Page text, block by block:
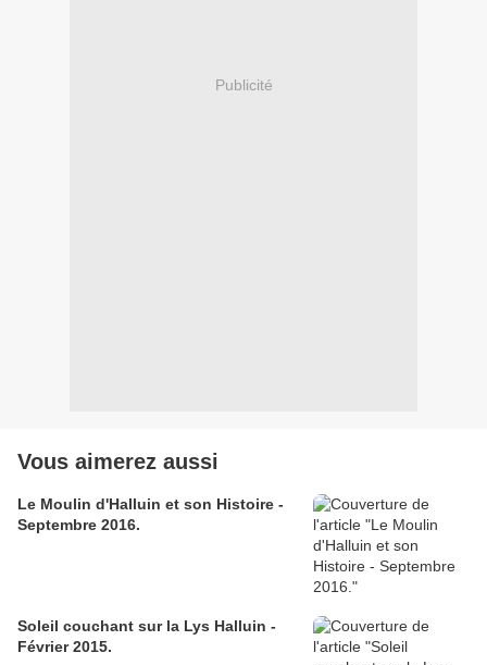
Publicité
Vous aimerez aussi
Le Moulin d'Halluin et son Histoire -
Septembre 2016.
Soleil couchant sur la Lys Halluin -
Février 2015.